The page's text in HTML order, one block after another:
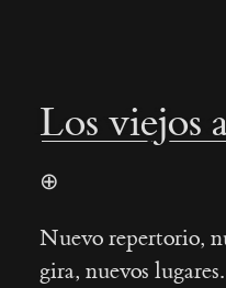
Los viejos
⊕
Nuevo repertorio,
gira, nuevos